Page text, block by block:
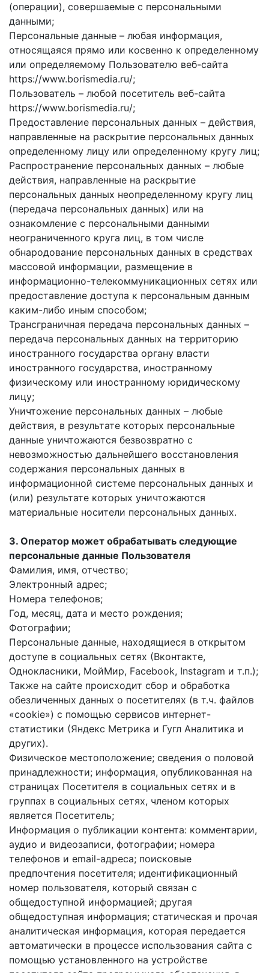
(операции), совершаемые с персональными
данными;
Персональные данные – любая информация,
относящаяся прямо или косвенно к определенному
или определяемому Пользователю веб-сайта
https://www.borismedia.ru/;
Пользователь – любой посетитель веб-сайта
https://www.borismedia.ru/;
Предоставление персональных данных – действия,
направленные на раскрытие персональных данных
определенному лицу или определенному кругу лиц;
Распространение персональных данных – любые
действия, направленные на раскрытие
персональных данных неопределенному кругу лиц
(передача персональных данных) или на
ознакомление с персональными данными
неограниченного круга лиц, в том числе
обнародование персональных данных в средствах
массовой информации, размещение в
информационно-телекоммуникационных сетях или
предоставление доступа к персональным данным
каким-либо иным способом;
Трансграничная передача персональных данных –
передача персональных данных на территорию
иностранного государства органу власти
иностранного государства, иностранному
физическому или иностранному юридическому
лицу;
Уничтожение персональных данных – любые
действия, в результате которых персональные
данные уничтожаются безвозвратно с
невозможностью дальнейшего восстановления
содержания персональных данных в
информационной системе персональных данных и
(или) результате которых уничтожаются
материальные носители персональных данных.
3. Оператор может обрабатывать следующие
персональные данные Пользователя
Фамилия, имя, отчество;
Электронный адрес;
Номера телефонов;
Год, месяц, дата и место рождения;
Фотографии;
Персональные данные, находящиеся в открытом
доступе в социальных сетях (Вконтакте,
Однокласники, МойМир, Facebook, Instagram и т.п.);
Также на сайте происходит сбор и обработка
обезличенных данных о посетителях (в т.ч. файлов
«cookie») с помощью сервисов интернет-
статистики (Яндекс Метрика и Гугл Аналитика и
других).
Физическое местоположение; сведения о половой
принадлежности; информация, опубликованная на
страницах Посетителя в социальных сетях и в
группах в социальных сетях, членом которых
является Посетитель;
Информация о публикации контента: комментарии,
аудио и видеозаписи, фотографии; номера
телефонов и email-адреса; поисковые
предпочтения посетителя; идентификационный
номер пользователя, который связан с
общедоступной информацией; другая
общедоступная информация; статическая и прочая
аналитическая информация, которая передается
автоматически в процессе использования сайта с
помощью установленного на устройстве